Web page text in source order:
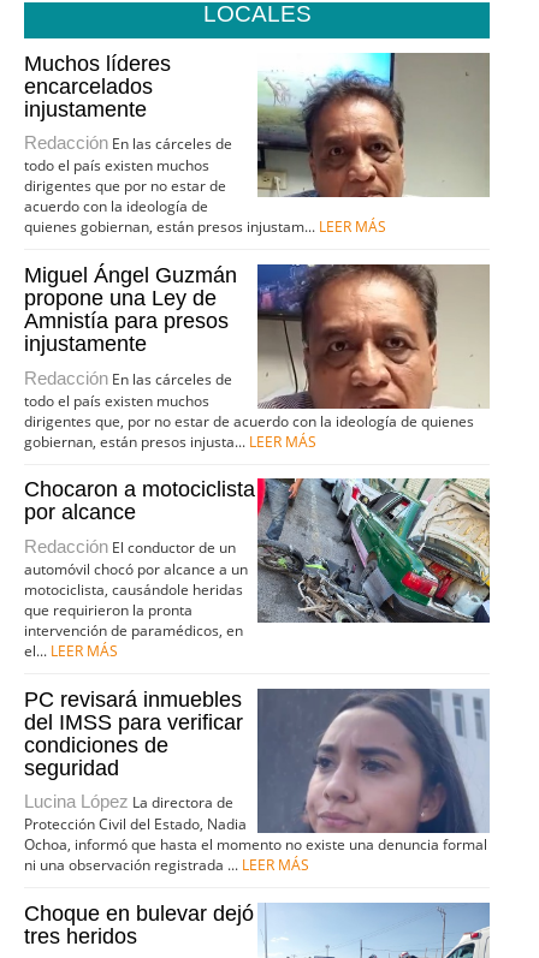
LOCALES
Muchos líderes
encarcelados
injustamente
Redacción En las cárceles de
todo el país existen muchos
dirigentes que por no estar de
acuerdo con la ideología de
quienes gobiernan, están presos injustam... LEER MÁS
Miguel Ángel Guzmán
propone una Ley de
Amnistía para presos
injustamente
Redacción En las cárceles de
todo el país existen muchos
dirigentes que, por no estar de acuerdo con la ideología de quienes
gobiernan, están presos injusta... LEER MÁS
Chocaron a motociclista
por alcance
Redacción El conductor de un
automóvil chocó por alcance a un
motociclista, causándole heridas
que requirieron la pronta
intervención de paramédicos, en
el... LEER MÁS
PC revisará inmuebles
del IMSS para verificar
condiciones de
seguridad
Lucina López La directora de
Protección Civil del Estado, Nadia
Ochoa, informó que hasta el momento no existe una denuncia formal
ni una observación registrada ... LEER MÁS
Choque en bulevar dejó
tres heridos